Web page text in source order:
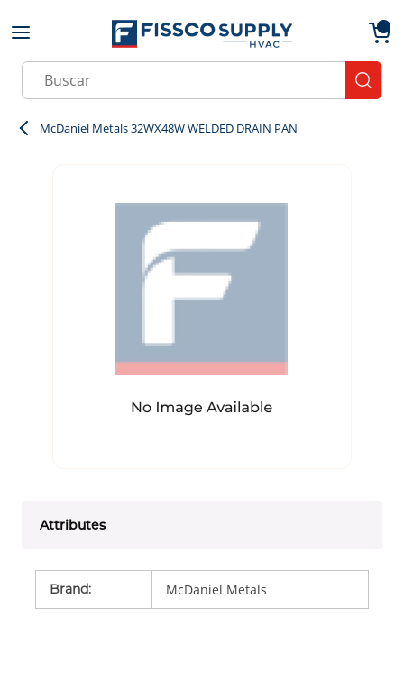
Skip to main content
Site Search
McDaniel Metals 32WX48W WELDED DRAIN PAN
Attributes
Brand: McDaniel Metals